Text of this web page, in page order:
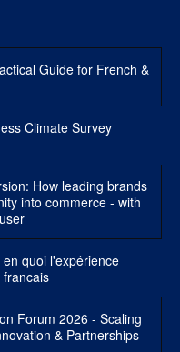
Guide for French &
Climate Survey
How leading brands
into commerce - with
quoi l'expérience
Forum 2026 - Scaling
& Partnerships